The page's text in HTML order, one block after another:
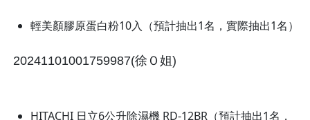
輕美顏膠原蛋白粉10入（預計抽出1名，實際抽出1名）
20241101001759987(徐Ｏ姐)
HITACHI 日立6公升除濕機 RD-12BR（預計抽出1名，